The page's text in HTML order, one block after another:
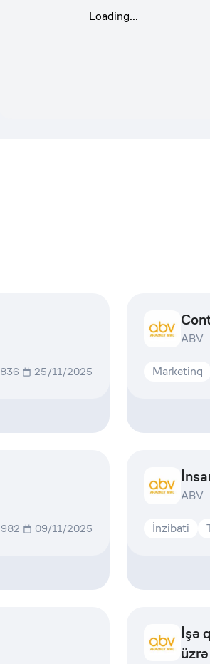
Loading...
836 25/11/2025
ABV
Marketinq
982 09/11/2025
ABV
İnzibati
İşə